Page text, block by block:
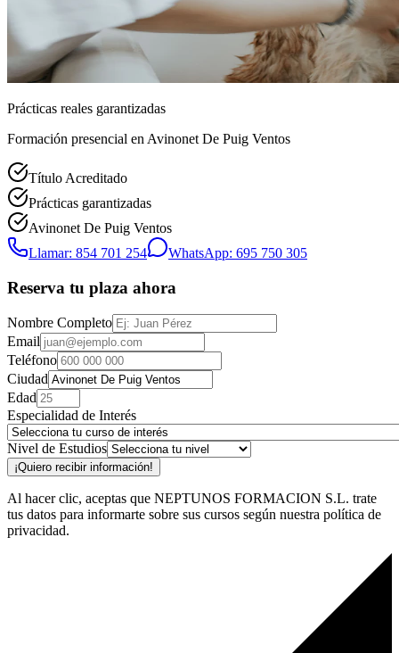
Prácticas reales garantizadas
Formación presencial en Avinonet De Puig Ventos
Título Acreditado
Prácticas garantizadas
Avinonet De Puig Ventos
Llamar: 854 701 254
WhatsApp: 695 750 305
Reserva tu plaza ahora
Nombre Completo
Email
Teléfono
Ciudad
Edad
Especialidad de Interés
Nivel de Estudios
¡Quiero recibir información!
Al hacer clic, aceptas que NEPTUNOS FORMACION S.L. trate
tus datos para informarte sobre sus cursos según nuestra política de
privacidad.